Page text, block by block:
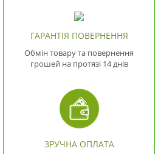
Підставки для серветок
ГАРАНТІЯ ПОВЕРНЕННЯ
Обмін товару та повернення
грошей на протязі 14 днів
ЗРУЧНА ОПЛАТА